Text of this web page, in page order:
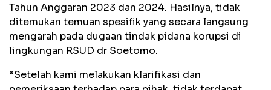
Tahun Anggaran 2023 dan 2024. Hasilnya, tidak
ditemukan temuan spesifik yang secara langsung
mengarah pada dugaan tindak pidana korupsi di
lingkungan RSUD dr Soetomo.
“Setelah kami melakukan klarifikasi dan